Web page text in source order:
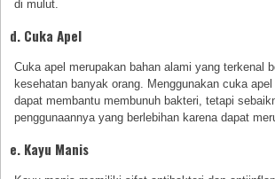
di mulut.
d. Cuka Apel
Cuka apel merupakan bahan alami yang terkenal
kesehatan banyak orang. Menggunakan cuka
dapat membantu membunuh bakteri, tetapi
penggunaannya yang berlebihan karena dapat
e. Kayu Manis